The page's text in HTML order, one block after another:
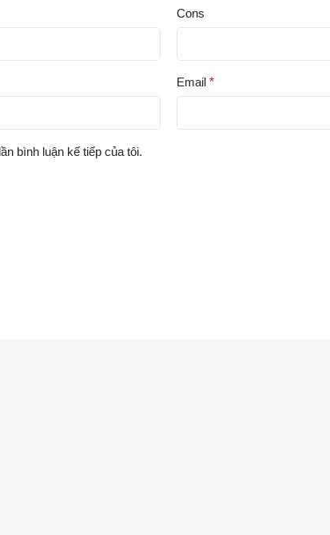
Cons
Email *
bình luận kế tiếp của tôi.